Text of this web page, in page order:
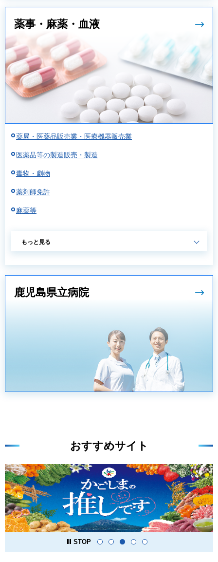
薬事・麻薬・血液
薬局・医薬品販売業・医療機器販売業
医薬品等の製造販売・製造
毒物・劇物
薬剤師免許
麻薬等
もっと見る
鹿児島県立病院
おすすめサイト
STOP